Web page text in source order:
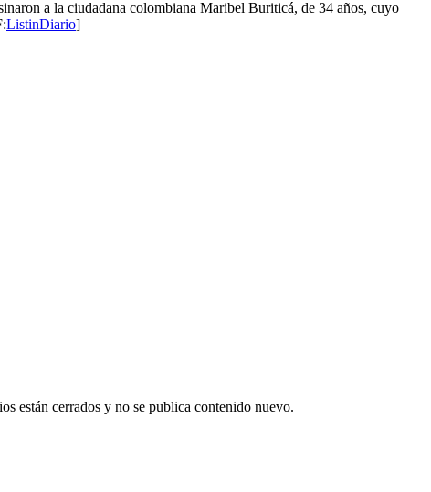
a la ciudadana colombiana Maribel Buriticá, de 34 años, cuyo
ListinDiario]
están cerrados y no se publica contenido nuevo.